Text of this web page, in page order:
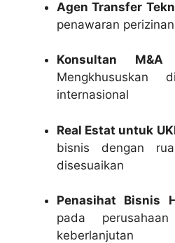
Agen Transfer
penawaran
Konsultan
Mengkhususkan
internasional
Real Estat untuk
bisnis dengan
disesuaikan
Penasihat Bisnis
pada
keberlanjutan